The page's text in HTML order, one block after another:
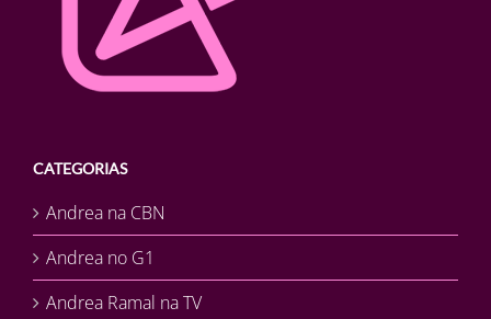
CATEGORIAS
Andrea na CBN
Andrea no G1
Andrea Ramal na TV